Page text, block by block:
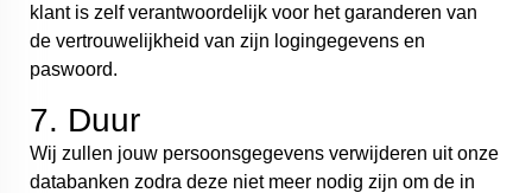
klant is zelf verantwoordelijk voor het garanderen van
de vertrouwelijkheid van zijn logingegevens en
paswoord.
7. Duur
Wij zullen jouw persoonsgegevens verwijderen uit onze
databanken zodra deze niet meer nodig zijn om de in